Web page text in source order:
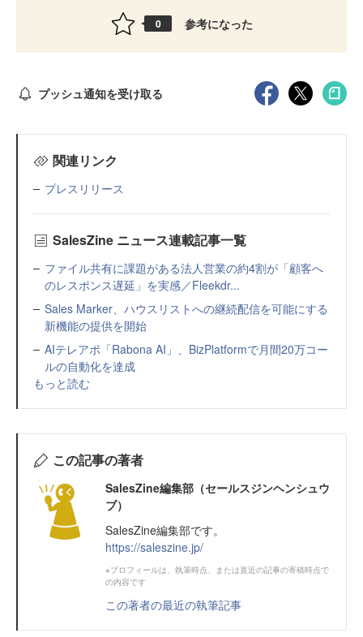
0 参考になった
プッシュ通知を受け取る
関連リンク
プレスリリース
SalesZine ニュース連載記事一覧
ファイル共有に課題がある法人営業の約4割が「顧客へ
のレスポンス遅延」を実感／Fleekdr...
Sales Marker、ハウスリストへの継続配信を可能にする
新機能の提供を開始
AIテレアポ「Rabona AI」、BizPlatformで月間20万コー
ルの自動化を達成
もっと読む
この記事の著者
SalesZine編集部（セールスジンヘンシュウ
ブ）
SalesZine編集部です。
https://saleszine.jp/
※プロフィールは、執筆時点、または直近の記事の寄稿時点で
の内容です
この著者の最近の執筆記事